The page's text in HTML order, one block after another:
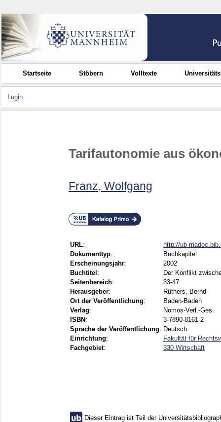
Startseite Stöbern Volltexte
Login
Tarifautonomie aus
Franz, Wolfgang
URL:
http://ub-
Dokumenttyp:
Buchkapitel
Erscheinungsjahr:
2002
Buchtitel :
Der Konflikt
Seitenbereich:
33-47
Herausgeber:
Rüthers, Bernd
Ort der Veröffentlichung:
Baden-Baden
Verlag:
Nomos-Verl.-Ges.
ISBN :
3-7890-8161-2
Sprache der Veröffentlichung: Deutsch
Einrichtung:
Fakultät für
Fachgebiet: 330 Wirtschaft
Dieser Eintrag ist Teil der